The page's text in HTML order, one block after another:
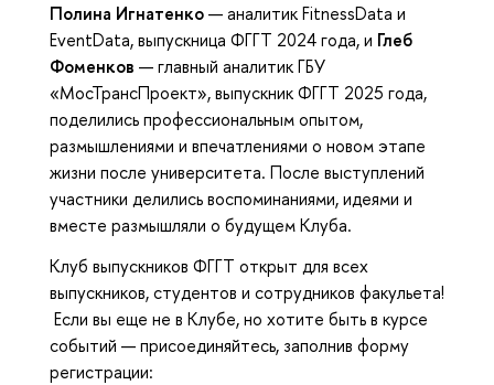
Полина Игнатенко— аналитик FitnessData и
EventData, выпускница ФГГТ 2024 года, и Глеб
Фоменков — главный аналитик ГБУ
«МосТрансПроект», выпускник ФГГТ 2025 года,
поделились профессиональным опытом,
размышлениями и впечатлениями о новом этапе
жизни после университета. После выступлений
участники делились воспоминаниями, идеями и
вместе размышляли о будущем Клуба.
Клуб выпускников ФГГТ открыт для всех
выпускников, студентов и сотрудников факульета!
Если вы еще не в Клубе, но хотите быть в курсе
событий — присоединяйтесь, заполнив форму
регистрации: